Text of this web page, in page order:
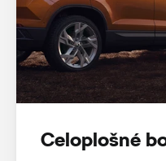
Celoplošné